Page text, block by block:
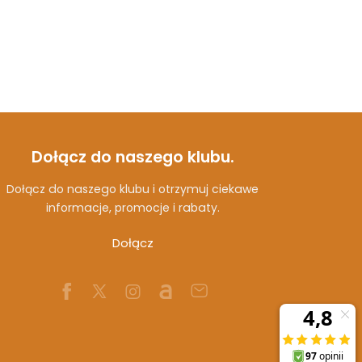
Dołącz do naszego klubu.
Dołącz do naszego klubu i otrzymuj ciekawe
informacje, promocje i rabaty.
Dołącz